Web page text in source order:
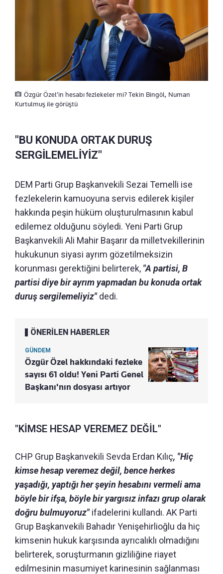
Özgür Özel’in hesabı fezlekeler mi? Tekin Bingöl, Numan
Kurtulmuş ile görüştü
"BU KONUDA ORTAK DURUŞ
SERGİLEMELİYİZ"
DEM Parti Grup Başkanvekili Sezai Temelli ise
fezlekelerin kamuoyuna servis edilerek kişiler
hakkında peşin hüküm oluşturulmasının kabul
edilemez olduğunu söyledi. Yeni Parti Grup
Başkanvekili Ali Mahir Başarır da milletvekillerinin
hukukunun siyasi ayrım gözetilmeksizin
korunması gerektiğini belirterek, "A partisi, B
partisi diye bir ayrım yapmadan bu konuda ortak
duruş sergilemeliyiz"dedi.
ÖNERİLEN HABERLER
GÜNDEM
Özgür Özel hakkındaki fezleke
sayısı 61 oldu! Yeni Parti Genel
Başkanı'nın dosyası artıyor
"KİMSE HESAP VEREMEZ DEĞİL"
CHP Grup Başkanvekili Sevda Erdan Kılıç, "Hiç
kimse hesap veremez değil, bence herkes
yaşadığı, yaptığı her şeyin hesabını vermeli ama
böyle bir ifşa, böyle bir yargısız infazı grup olarak
doğru bulmuyoruz"ifadelerini kullandı. AK Parti
Grup Başkanvekili Bahadır Yenişehirlioğlu da hiç
kimsenin hukuk karşısında ayrıcalıklı olmadığını
belirterek, soruşturmanın gizliliğine riayet
edilmesinin masumiyet karinesinin sağlanması